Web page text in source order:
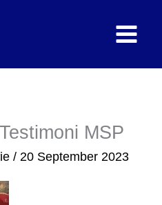
MSP
/ 20 September 2023